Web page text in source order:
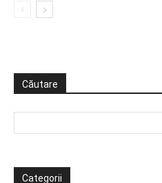
Căutare
Categorii